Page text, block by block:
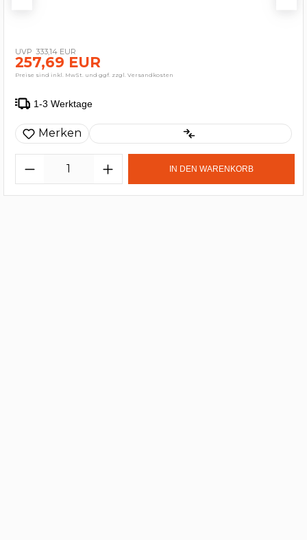
333,14 EUR
257,69 EUR
Preise sind inkl. MwSt. und ggf. zzgl. Versandkosten
1-3 Werktage
Merken
IN DEN WARENKORB